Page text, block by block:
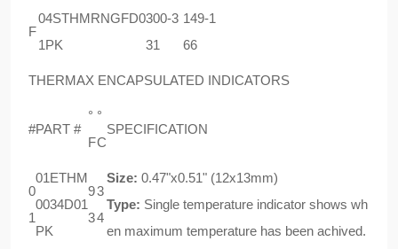
F
04STHMRNGFD0
1PK
300-3
31
149-1
66
THERMAX ENCAPSULATED INDICATORS
#PART #
°
F
°
C
SPECIFICATION
0
1
01ETHM
0034D01
PK
9
3
3
4
Size: 0.47"x0.51" (12x13mm)
Type: Single temperature indicator shows wh
en maximum temperature has been achived.